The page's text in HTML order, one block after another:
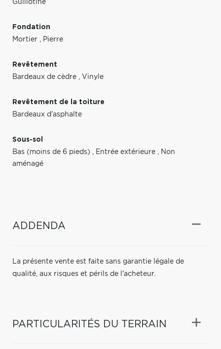
Guillotine
Fondation
Mortier , Pierre
Revêtement
Bardeaux de cèdre , Vinyle
Revêtement de la toiture
Bardeaux d'asphalte
Sous-sol
Bas (moins de 6 pieds) , Entrée extérieure , Non
aménagé
ADDENDA
La présente vente est faite sans garantie légale de
qualité, aux risques et périls de l'acheteur.
PARTICULARITÉS DU TERRAIN